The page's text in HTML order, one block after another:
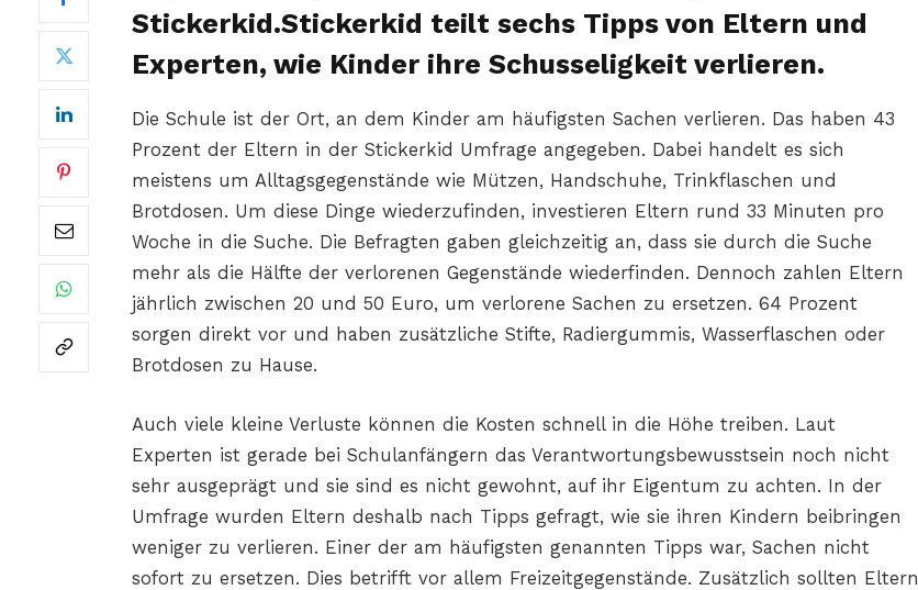
Stickerkid.Stickerkid teilt sechs Tipps von Eltern und
Experten, wie Kinder ihre Schusseligkeit verlieren.
Die Schule ist der Ort, an dem Kinder am häufigsten Sachen verlieren. Das haben 43
Prozent der Eltern in der Stickerkid Umfrage angegeben. Dabei handelt es sich
meistens um Alltagsgegenstände wie Mützen, Handschuhe, Trinkflaschen und
Brotdosen. Um diese Dinge wiederzufinden, investieren Eltern rund 33 Minuten pro
Woche in die Suche. Die Befragten gaben gleichzeitig an, dass sie durch die Suche
mehr als die Hälfte der verlorenen Gegenstände wiederfinden. Dennoch zahlen Eltern
jährlich zwischen 20 und 50 Euro, um verlorene Sachen zu ersetzen. 64 Prozent
sorgen direkt vor und haben zusätzliche Stifte, Radiergummis, Wasserflaschen oder
Brotdosen zu Hause.
Auch viele kleine Verluste können die Kosten schnell in die Höhe treiben. Laut
Experten ist gerade bei Schulanfängern das Verantwortungsbewusstsein noch nicht
sehr ausgeprägt und sie sind es nicht gewohnt, auf ihr Eigentum zu achten. In der
Umfrage wurden Eltern deshalb nach Tipps gefragt, wie sie ihren Kindern beibringen
weniger zu verlieren. Einer der am häufigsten genannten Tipps war, Sachen nicht
sofort zu ersetzen. Dies betrifft vor allem Freizeitgegenstände. Zusätzlich sollten Eltern